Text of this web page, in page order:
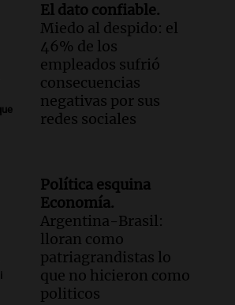
en varias provincias
en plena gira europea:
es como tocar el
manos"
y su violín en Cadena 3
a todos
feliz a una palomita”:
del violín a la hija del
El dato confiable.
Miedo al despido: el
46% de los
empleados sufrió
consecuencias
negativas por sus
redes sociales
Política esquina
Economía.
Argentina-Brasil:
lloran como
patriagrandistas lo
que no hicieron como
politicos